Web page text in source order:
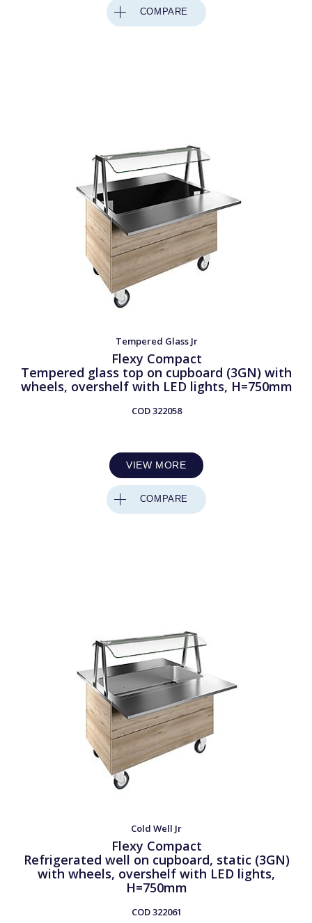
COMPARE
Tempered Glass Jr
Flexy Compact
Tempered glass top on cupboard (3GN) with
wheels, overshelf with LED lights, H=750mm
COD322058
VIEW MORE
COMPARE
Cold Well Jr
Flexy Compact
Refrigerated well on cupboard, static (3GN)
with wheels, overshelf with LED lights,
H=750mm
COD322061